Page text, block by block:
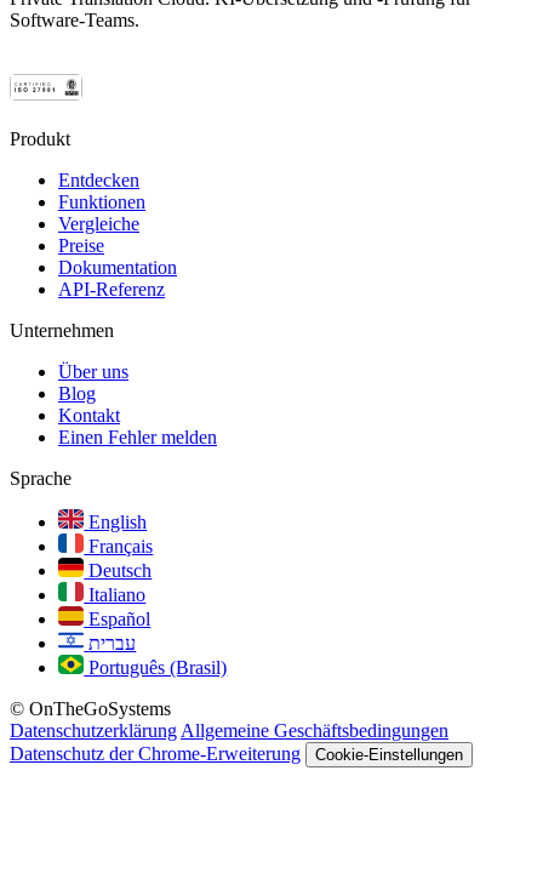
Software-Teams.
Produkt
Entdecken
Funktionen
Vergleiche
Preise
Dokumentation
API-Referenz
Unternehmen
Über uns
Blog
Kontakt
Einen Fehler melden
Sprache
English
Français
Deutsch
Italiano
Español
עברית
Português (Brasil)
© OnTheGoSystems
Datenschutzerklärung Allgemeine Geschäftsbedingungen
Datenschutz der Chrome-Erweiterung
Cookie-Einstellungen